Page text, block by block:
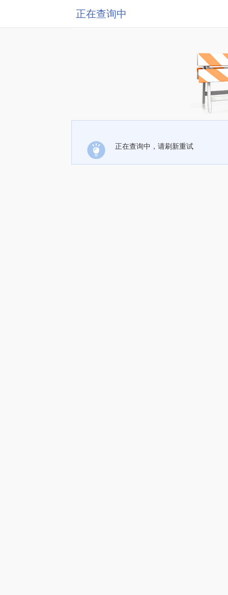
正在查询中
正在查询中，请刷新重试